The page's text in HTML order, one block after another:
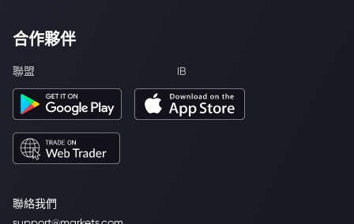
聯絡我們
合作夥伴
聯盟 IB